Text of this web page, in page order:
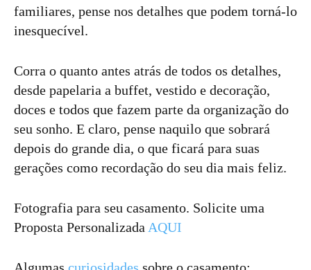
familiares, pense nos detalhes que podem torná-lo
inesquecível.
Corra o quanto antes atrás de todos os detalhes,
desde papelaria a buffet, vestido e decoração,
doces e todos que fazem parte da organização do
seu sonho. E claro, pense naquilo que sobrará
depois do grande dia, o que ficará para suas
gerações como recordação do seu dia mais feliz.
Fotografia para seu casamento. Solicite uma
Proposta Personalizada AQUI